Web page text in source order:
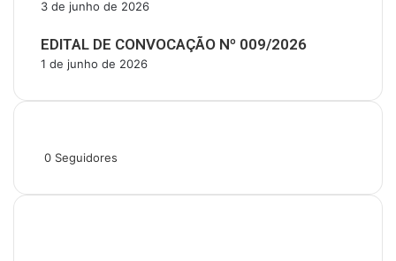
3 de junho de 2026
EDITAL DE CONVOCAÇÃO Nº 009/2026
1 de junho de 2026
0 Seguidores